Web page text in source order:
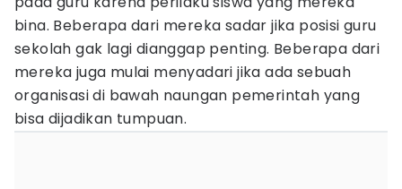
bina. Beberapa dari mereka sadar jika posisi guru
sekolah gak lagi dianggap penting. Beberapa dari
mereka juga mulai menyadari jika ada sebuah
organisasi di bawah naungan pemerintah yang
bisa dijadikan tumpuan.